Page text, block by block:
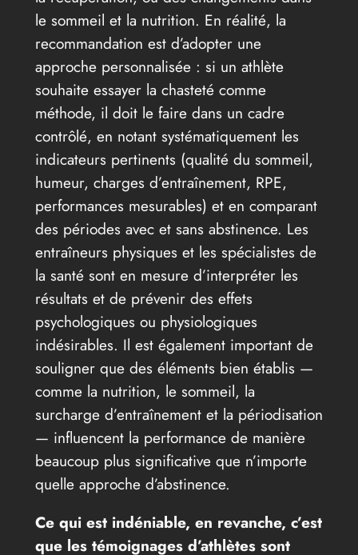
le sommeil et la nutrition. En réalité, la
recommandation est d’adopter une
approche personnalisée : si un athlète
souhaite essayer la chasteté comme
méthode, il doit le faire dans un cadre
contrôlé, en notant systématiquement les
indicateurs pertinents (qualité du sommeil,
humeur, charges d’entraînement, RPE,
performances mesurables) et en comparant
des périodes avec et sans abstinence. Les
entraîneurs physiques et les spécialistes de
la santé sont en mesure d’interpréter les
résultats et de prévenir des effets
psychologiques ou physiologiques
indésirables. Il est également important de
souligner que des éléments bien établis —
comme la nutrition, le sommeil, la
surcharge d’entraînement et la périodisation
— influencent la performance de manière
beaucoup plus significative que n’importe
quelle approche d’abstinence.
Ce qui est indéniable, en revanche, c’est
que les témoignages d’athlètes sont